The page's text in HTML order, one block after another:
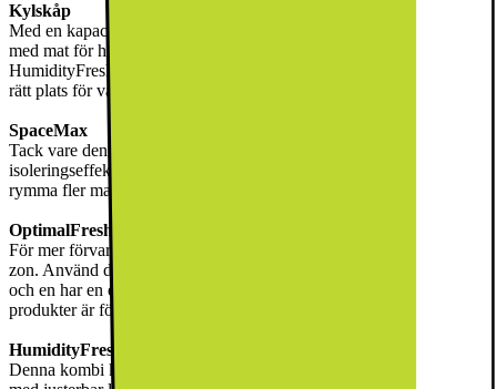
Kylskåp
Med en kapacitet på 276 liter kan du bekvämt förvara tillräckligt
med mat för hela familjen. Och tack vare de 4 hyllorna,
HumidityFresh+- och OptimalFresh+-zonerna kommer du alltid hitta
rätt plats för varje matvara.
SpaceMax
Tack vare denna teknologi är väggarna i enheten tunnare medan
isoleringseffektiviteten fortfarande bibehålls, vilket gör att den kan
rymma fler matvaror.
OptimalFresh+-zon
För mer förvaringsflexibilitet har denna kombi en OptimalFresh+-
zon. Använd den som en låda eller dela upp den i två fack som var
och en har en egen temperatur som ser till att fisk, kött och färska
produkter är förvarade i de perfekta förhållandena.
HumidityFresh+-zon
Denna kombi kommer även med en praktisk HumidityFresh+-zon